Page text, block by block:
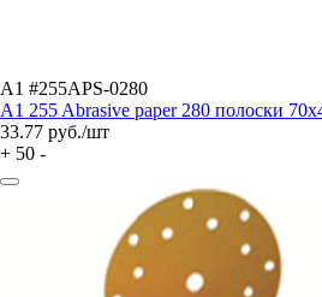
A1 #255APS-0280
A1 255 Abrasive paper 280 полоски
33.77 руб./шт
+ 50 -